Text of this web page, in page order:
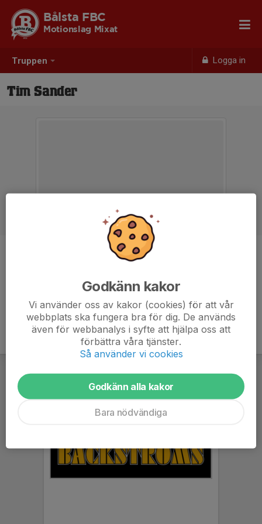
Truppen Logga in
Bålsta FBC
Motionslag Mixat
Tim Sander
Godkänn kakor
Vi använder oss av kakor (cookies) för att vår
webbplats ska fungera bra för dig. De används
även för webbanalys i syfte att hjälpa oss att
förbättra våra tjänster.
Så använder vi cookies
Godkänn alla kakor
Bara nödvändiga